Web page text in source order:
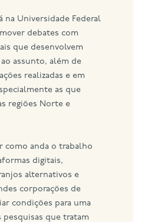
na Universidade Federal
debates com
que desenvolvem
assunto, além de
realizadas e em
as que
regiões Norte e
como anda o trabalho
digitais,
alternativos e
corporações de
condições para uma
pesquisas que tratam